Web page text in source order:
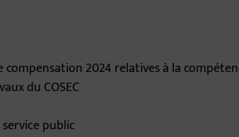
2024 relatives à la
du COSEC
public